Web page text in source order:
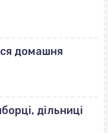
домашня
дільниці